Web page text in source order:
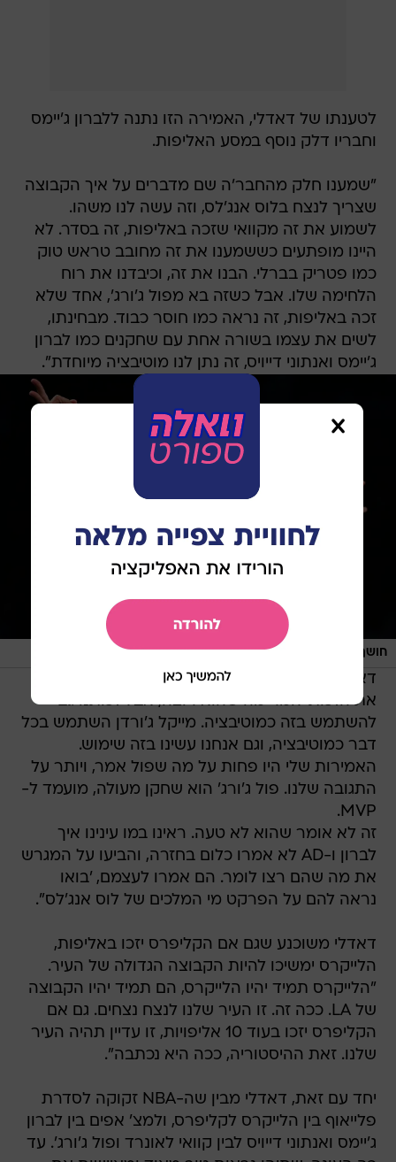
לטענתו של דאדלי, האמירה הזו נתנה ללברון ג'יימס
וחבריו דלק נוסף במסע האליפות.
"שמענו חלק מהחבר'ה שם מדברים על איך הקבוצה
שצריך לנצח בלוס אנג'לס, וזה עשה לנו משהו.
לשמוע את זה מקוואי שזכה באליפות, זה בסדר. לא
היינו מופתעים כששמענו את זה מחובב טראש טוק
כמו פטריק בברלי. הבנו את זה, וכיבדנו את רוח
הלחימה שלו. אבל כשזה בא מפול ג'ורג', אחד שלא
זכה באליפות, זה נראה כמו חוסר כבוד. מבחינתו,
לשים את עצמו בשורה אחת עם שחקנים כמו לברון
ג'יימס ואנתוני דייויס, זה נתן לנו מוטיבציה מיוחדת".
חושף את המתיחות בין הקבוצות. ג'ארד דאדלי /
GettyImages
דאדלי הוסיף הלילה, במבט לאחור, ש"לכל אחד יש
את הזכות לומר מה שהוא רוצה, אבל זכותנו גם
להשתמש בזה כמוטיבציה. מייקל ג'ורדן השתמש בכל
דבר כמוטיבציה, וגם אנחנו עשינו בזה שימוש.
האמירות שלי היו פחות על מה שפול אמר, ויותר על
התגובה שלנו. פול ג'ורג' הוא שחקן מעולה, מועמד ל-
MVP.
זה לא אומר שהוא לא טעה. ראינו במו עינינו איך
לברון ו-AD לא אמרו כלום בחזרה, והביעו על המגרש
את מה שהם רצו לומר. הם אמרו לעצמם, 'בואו
נראה להם על הפרקט מי המלכים של לוס אנג'לס".
דאדלי משוכנע שגם אם הקליפרס יזכו באליפות,
הלייקרס ימשיכו להיות הקבוצה הגדולה של העיר.
"הלייקרס תמיד יהיו הלייקרס, הם תמיד יהיו הקבוצה
של LA. ככה זה. זו העיר שלנו לנצח נצחים. גם אם
הקליפרס יזכו בעוד 10 אליפויות, זו עדיין תהיה העיר
שלנו. זאת ההיסטוריה, ככה היא נכתבה".
יחד עם זאת, דאדלי מבין שה-NBA זקוקה לסדרת
פלייאוף בין הלייקרס לקליפרס, ולמצ' אפים בין לברון
ג'יימס ואנתוני דייויס לבין קוואי לאונרד ופול ג'ורג'. עד